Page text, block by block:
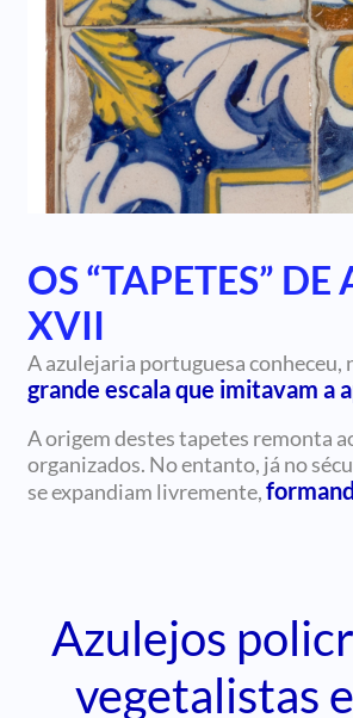
OS “TAPETES”
XVII
A azulejaria portuguesa conheceu,
grande escala que imitavam a
A origem destes tapetes remonta
organizados. No entanto, já no
se expandiam livremente,
Azulejos
vegetalistas